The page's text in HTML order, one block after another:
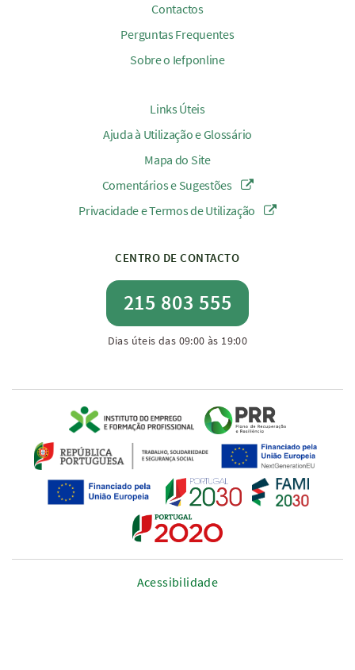
Contactos
Perguntas Frequentes
Sobre o Iefponline
Links Úteis
Ajuda à Utilização e Glossário
Mapa do Site
Comentários e Sugestões
Privacidade e Termos de Utilização
CENTRO DE CONTACTO
215 803 555
Dias úteis das 09:00 às 19:00
Acessibilidade